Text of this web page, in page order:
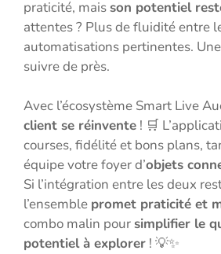
praticité, maisson potentiel
attentes ? Plus de fluidité entre
automatisations pertinentes.
suivre de près.
Avec l’écosystème Smart Live
client se réinvente ! 🛒
courses, fidélité et bons plans,
équipe votre foyer d’objets
Si l’intégration entre les deux
l’ensemble promet praticité et
combo malin poursimplifier le
potentiel à explorer ! 💡✨